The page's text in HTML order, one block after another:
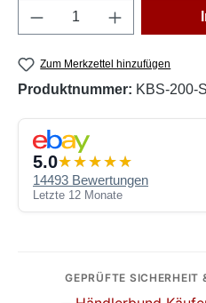
Produkt Anzahl: Gib
Zum Merkzettel hinzufügen
Produktnummer: KBS-200-
5.0
14493 Bewertungen
Letzte 12 Monate
GEPRÜFTE SICHERHEIT